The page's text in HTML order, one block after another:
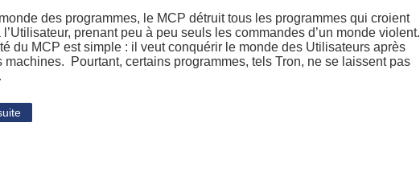
des programmes, le MCP détruit tous les programmes qui croient
l’Utilisateur, prenant peu à peu seuls les commandes d’un monde violent.
du MCP est simple : il veut conquérir le monde des Utilisateurs après
machines. Pourtant, certains programmes, tels Tron, ne se laissent pas